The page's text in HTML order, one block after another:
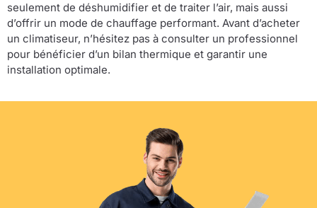
seulement de déshumidifier et de traiter l’air, mais aussi
d’offrir un mode de chauffage performant. Avant d’acheter
un climatiseur, n’hésitez pas à consulter un professionnel
pour bénéficier d’un bilan thermique et garantir une
installation optimale.